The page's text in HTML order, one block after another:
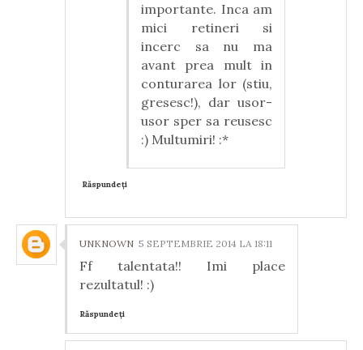
importante. Inca am
mici retineri si
incerc sa nu ma
avant prea mult in
conturarea lor (stiu,
gresesc!), dar usor-
usor sper sa reusesc
:) Multumiri! :*
Răspundeți
UNKNOWN 5 SEPTEMBRIE 2014 LA 18:11
Ff talentata!! Imi place
rezultatul! :)
Răspundeți